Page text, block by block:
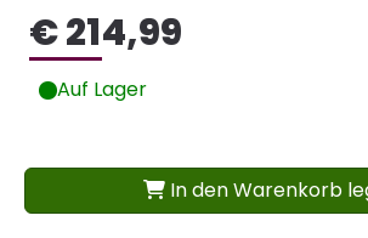
€ 214,99
Auf Lager
In den Warenkorb